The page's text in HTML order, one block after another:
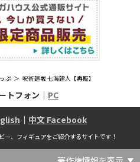
ぷ 呪術廻戦 七海建人【再販】
フォン｜ PC
｜ 中文 Facebook
ー、フィギュアをご紹介するサイトです！